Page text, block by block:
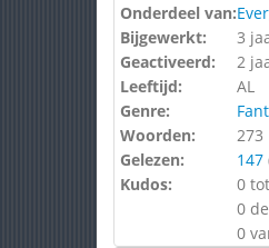
Onderdeel van:
Bijgewerkt:
3
Geactiveerd:
2
Leeftijd:
AL
Genre:
Woorden:
273
Gelezen:
147
Kudos:
0
0
0